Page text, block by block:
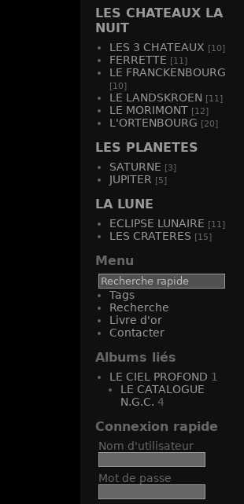
LES CHATEAUX LA
NUIT
LES 3 CHATEAUX [10]
FERRETTE [11]
LE FRANCKENBOURG
[10]
LE LANDSKROEN [11]
LE MORIMONT [12]
L'ORTENBOURG [20]
LES PLANETES
SATURNE [3]
JUPITER [5]
LA LUNE
ECLIPSE LUNAIRE [11]
LES CRATERES [15]
Menu
Tags
Recherche
Livre d'or
Contacter
Albums liés
LE CIEL PROFOND 1
LE CATALOGUE
N.G.C. 4
Connexion rapide
Nom d'utilisateur
Mot de passe